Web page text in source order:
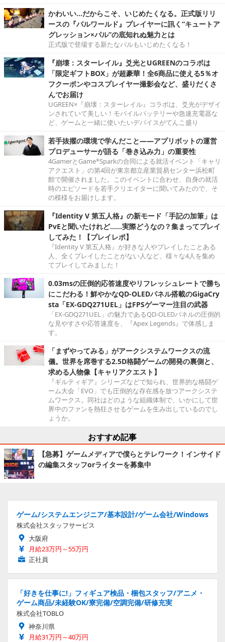
かわいい…だからこそ、いじめたくなる。正式版リリ
ースの『パルワールド』プレイヤーに訊く“キュートア
グレッション×パル”の底知れぬ魅力とは
正式版で登場する新たなパルもいじめたくなる！
『崩壊：スターレイル』爻光とUGREENのコラボは
「限定ギフトBOX」が超豪華！全6商品に使える5％オ
フクーポンやコスプレイヤー撮影会など、盛りだくさ
んでお届け
UGREEN×『崩壊：スターレイル』コラボは、爻光がデザイ
ンされていて美しい！モバイルバッテリーや急速充電器な
ど、ゲームと一緒に使いたいデバイスがてんこ盛り
若手抜擢の環境で学んだこと――アプリボットの運営
プロデューサーが語る「巻き込み力」の重要性
4GamerとGame*Sparkの合同による就活イベント「キャリ
アクエスト」の第4回が東京都立産業貿易センター浜松町
館で開催されました。このイベントに合わせ、自身の就活
時のエピソードを若手クリエイターに聞いてみたので、そ
の模様をお届けします。
『Identity V 第五人格』の新モード「手記の加筆」は
PvEと聞いたけれど……実際どうなの？集まってプレイ
してみた！【プレイレポ】
『Identity V 第五人格』が好きな人やプレイしたことある
人、全くプレイしたことがない人など、様々な4人を集め
てプレイしてみました！
0.03msの圧倒的応答速度やリフレッシュレートで勝ち
にこだわる！鮮やかなQD-OLEDパネル搭載のGigaCry
sta「EX-GDQ271UEL」はFPSゲーマー注目の武器
「EX-GDQ271UEL」の魅力であるQD-OLEDパネルの圧倒的
な見やすさや応答速度を、『Apex Legends』で体感しま
す。
「まずやってみる」がアークシステムワークスの流
儀。世界を席巻する2.5D格闘ゲームの開発の裏側と、
求める人物像【キャリアクエスト】
『ギルティギア』シリーズなどで知られ、世界的な格闘ゲ
ーム大会「EVO」でも圧倒的な存在感を放つアークシステ
ムワークス。同社はどのような組織体制で、いかにして世
界中のファンを熱狂させるゲームを生み出しているのでし
ょうか。
おすすめ記事
【急募】ゲームメディアで僕らとテレワーク！インサイド
の編集スタッフorライターを募集中
ゲーム/システムエンジニア/基本設計/ゲーム会社/Windows
株式会社スタッフサービス
大阪府
月給23万円～55万円
正社員
「好きを仕事に!」フィギュア検品・梱包スタッフ/アニメ・
ゲーム商品/未経験OK/寮完備/空調完備/研修充実
株式会社TOBLO
神奈川県
月給31万円～40万円